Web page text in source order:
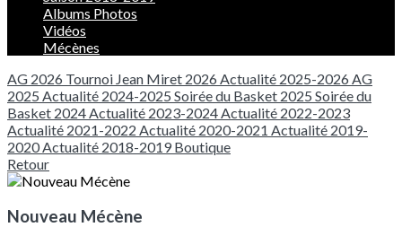
Albums Photos
Vidéos
Mécènes
AG 2026 Tournoi Jean Miret 2026 Actualité 2025-2026 AG
2025 Actualité 2024-2025 Soirée du Basket 2025 Soirée du
Basket 2024Actualité 2023-2024Actualité 2022-2023
Actualité 2021-2022 Actualité 2020-2021 Actualité 2019-
2020Actualité 2018-2019 Boutique
Retour
Nouveau Mécène